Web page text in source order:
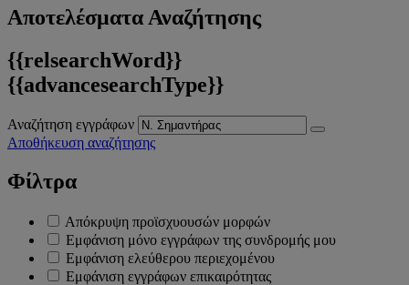
Αποτελέσματα Αναζήτησης
{{relsearchWord}}
{{advancesearchType}}
Αναζήτηση εγγράφων
Αποθήκευση αναζήτησης
Φίλτρα
Απόκρυψη προϊσχυουσών μορφών
Εμφάνιση μόνο εγγράφων της συνδρομής μου
Εμφάνιση ελεύθερου περιεχομένου
Εμφάνιση εγγράφων επικαιρότητας